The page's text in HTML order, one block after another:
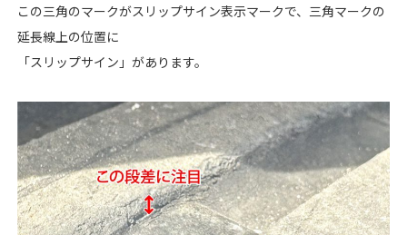
この三角のマークがスリップサイン表示マークで、三角マークの
延長線上の位置に
「スリップサイン」があります。